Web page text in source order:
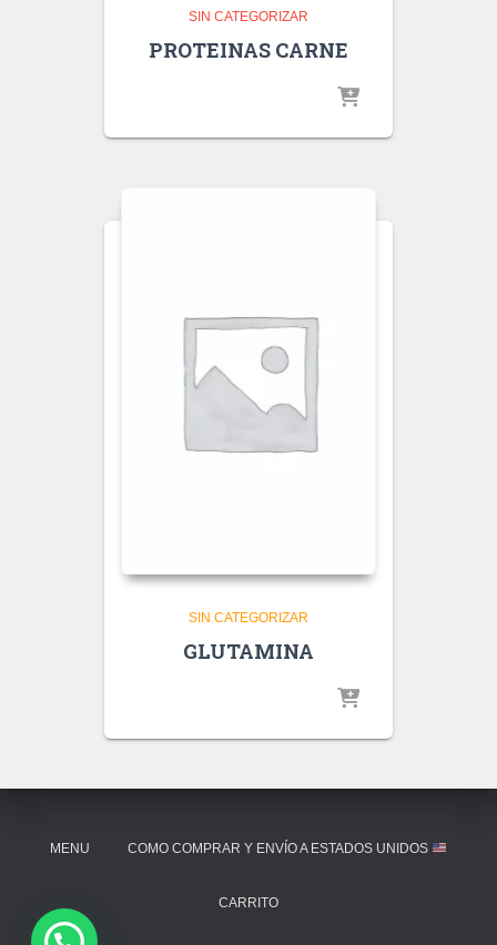
SIN CATEGORIZAR
PROTEINAS CARNE
SIN CATEGORIZAR
GLUTAMINA
MENU COMO COMPRAR Y ENVÍO A ESTADOS UNIDOS
CARRITO